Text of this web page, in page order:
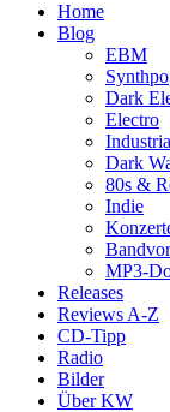
Home
Blog
EBM
Dark
Electro
Dark
80s &
Indie
MP3-
Releases
Reviews A-Z
CD-Tipp
Radio
Bilder
Über KW